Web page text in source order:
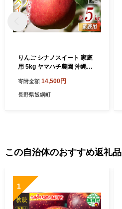
りんご シナノスイート 家庭
用 5kg ヤマハチ農園 沖縄県
旬頃から2026年11月上旬頃
まで順次発送予定 令和8年度
寄附金額 14,500円
長野県飯綱町
この自治体のおすすめ返礼品
1